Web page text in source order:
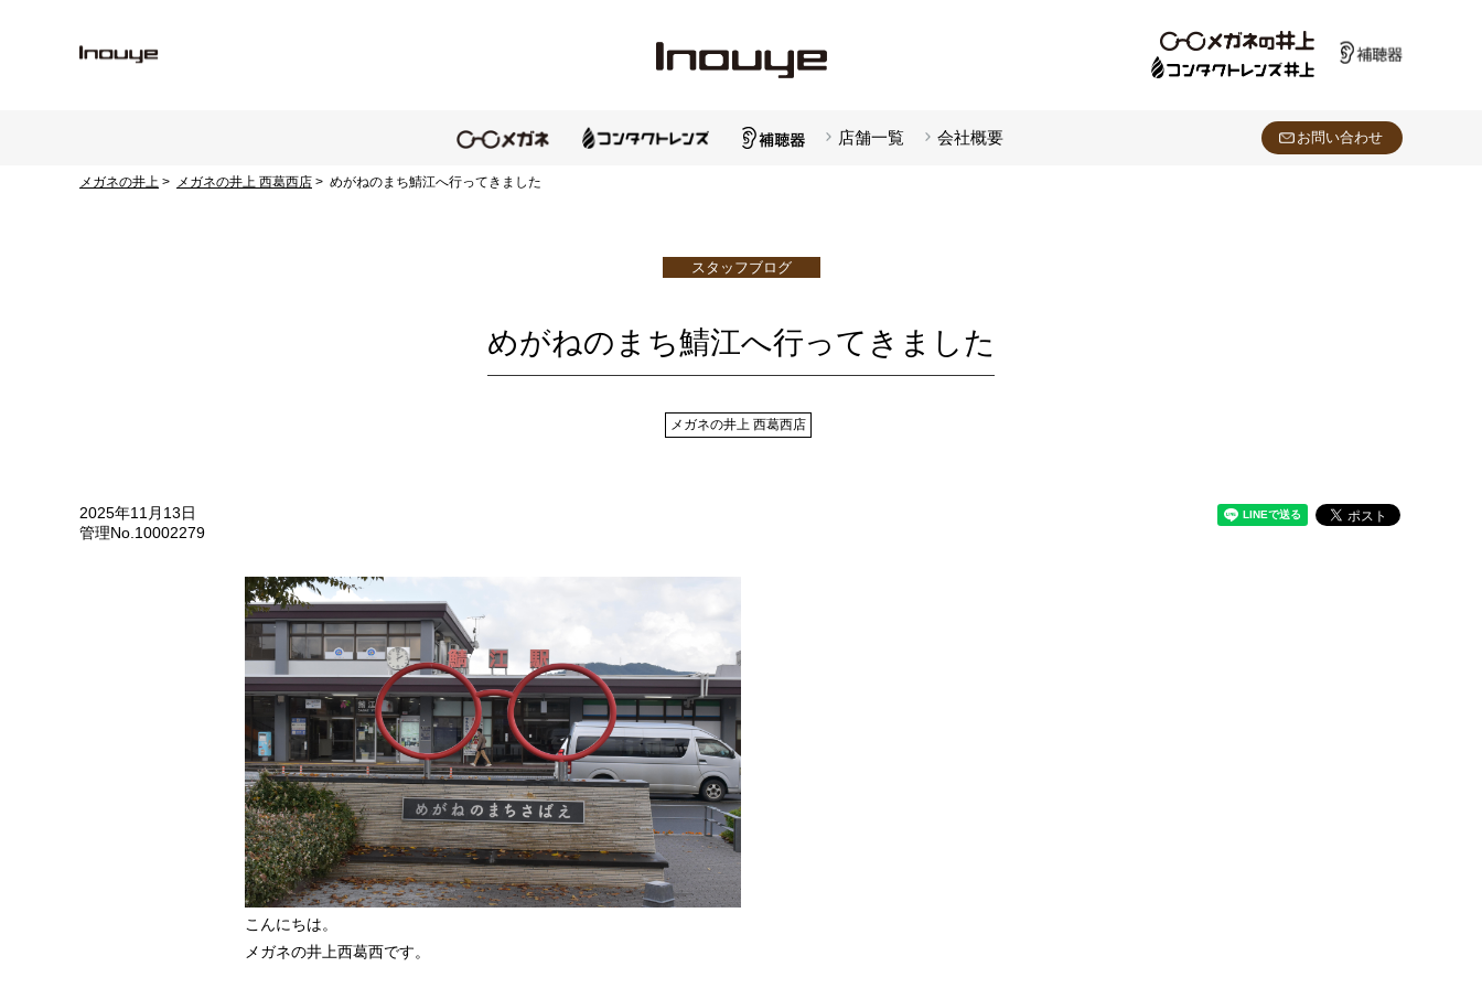
店舗一覧 会社概要 お問い合わせ
メガネの井上 メガネの井上 西葛西店 めがねのまち鯖江へ行ってきました
スタッフブログ
めがねのまち鯖江へ行ってきました
メガネの井上 西葛西店
2025年11月13日
管理No.10002279
こんにちは。
メガネの井上西葛西です。